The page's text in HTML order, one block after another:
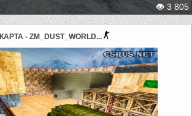
3 805
КАРТА - ZM_DUST_WORLD...